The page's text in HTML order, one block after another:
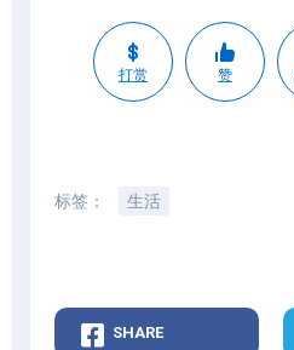
打赏 赞
标签： 生活
SHARE